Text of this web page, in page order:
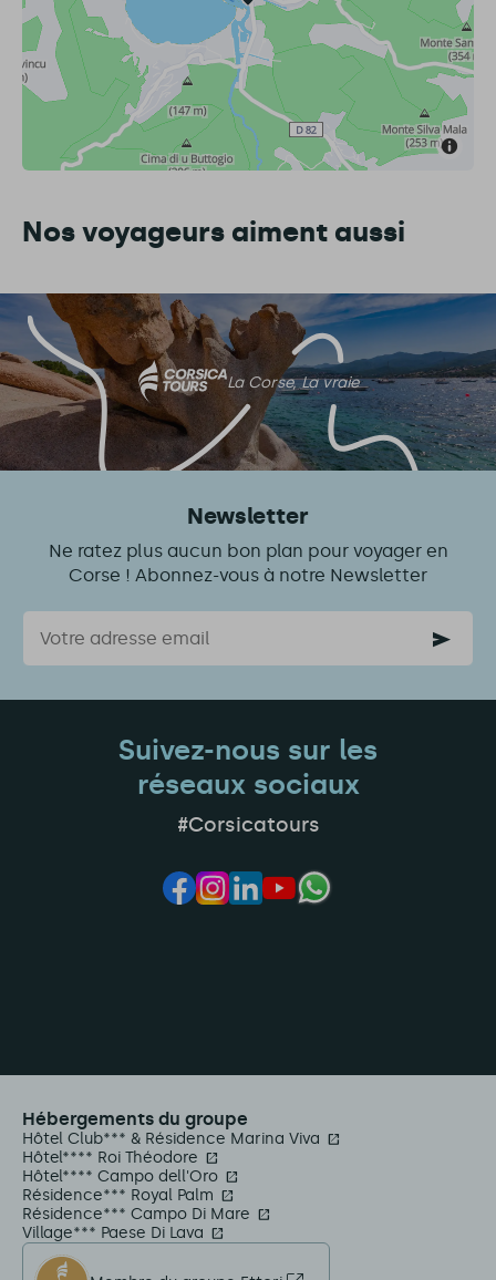
Nos voyageurs aiment aussi
La Corse, La vraie
Newsletter
Ne ratez plus aucun bon plan pour voyager en
Corse ! Abonnez-vous à notre Newsletter
Courriel
Suivez-nous sur les
réseaux sociaux
#Corsicatours
Hébergements du groupe
Hôtel Club*** & Résidence Marina Viva
Hôtel**** Roi Théodore
Hôtel**** Campo dell'Oro
Résidence*** Royal Palm
Résidence*** Campo Di Mare
Village*** Paese Di Lava